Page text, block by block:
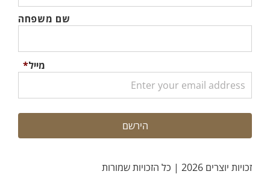
שם משפחה
מייל*
זכויות יוצרים 2026 | כל הזכויות שמורות